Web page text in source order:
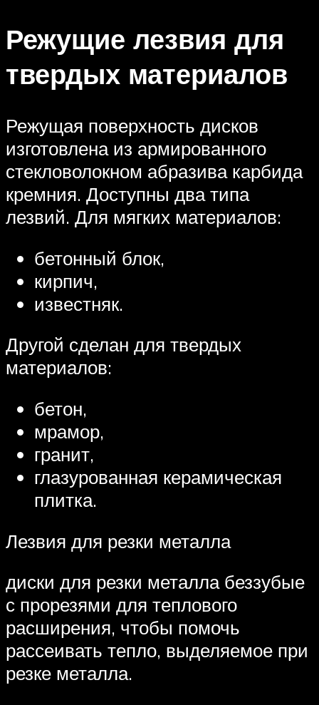
Режущие лезвия для
твердых материалов
Режущая поверхность дисков
изготовлена из армированного
стекловолокном абразива карбида
кремния. Доступны два типа
лезвий. Для мягких материалов:
бетонный блок,
кирпич,
известняк.
Другой сделан для твердых
материалов:
бетон,
мрамор,
гранит,
глазурованная керамическая
плитка.
Лезвия для резки металла
диски для резки металла беззубые
с прорезями для теплового
расширения, чтобы помочь
рассеивать тепло, выделяемое при
резке металла.